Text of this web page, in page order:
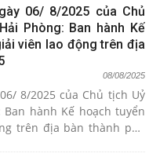
06/ 8/2025 của Chủ
Phòng: Ban hành Kế
viên lao động trên địa
08/08/2025
8/2025 của Chủ tịch Uỷ
hành Kế hoạch tuyển
trên địa bàn thành phố